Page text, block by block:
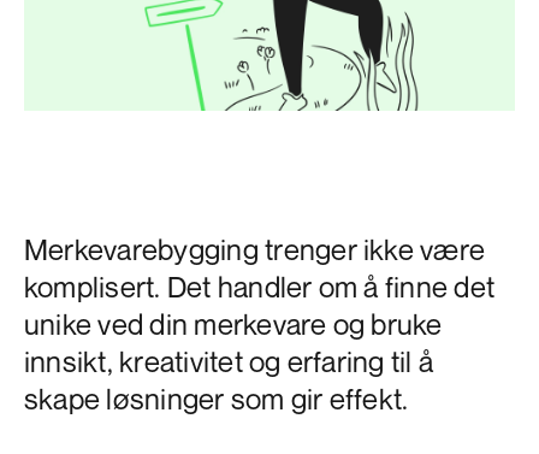
Merkevarebygging trenger ikke være
komplisert. Det handler om å finne det
unike ved din merkevare og bruke
innsikt, kreativitet og erfaring til å
skape løsninger som gir effekt.